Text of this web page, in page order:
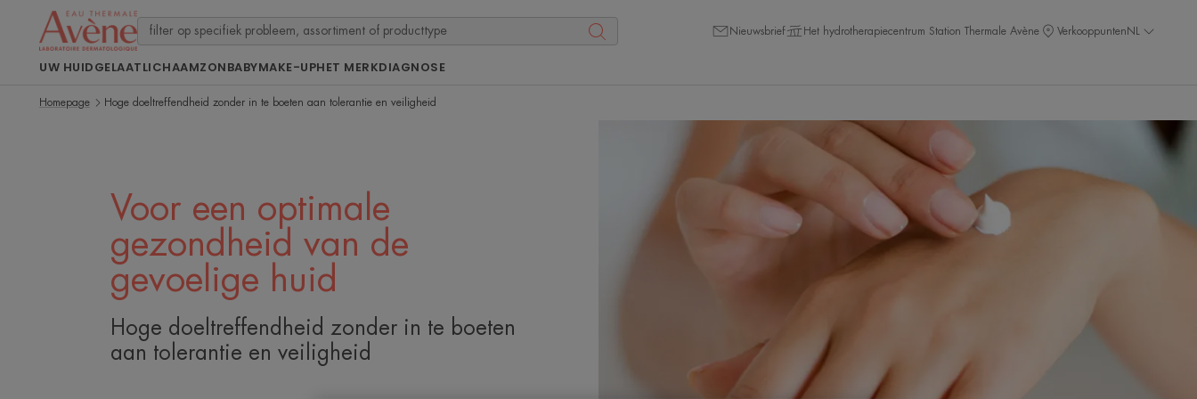
Nieuwsbrief Het hydrotherapiecentrum Station Thermale Avène Verkooppunten NL
UW HUIDGELAATLICHAAMZONBABYMAKE-UPHET MERKDIAGNOSE
Homepage Hoge doeltreffendheid zonder in te boeten aan tolerantie en veiligheid
Voor een optimale
gezondheid van de
gevoelige huid
Hoge doeltreffendheid zonder in te boeten
aan tolerantie en veiligheid